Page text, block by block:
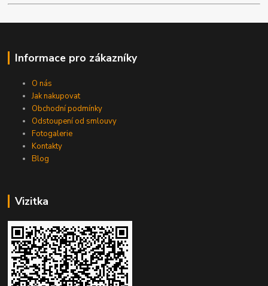
Informace pro zákazníky
O nás
Jak nakupovat
Obchodní podmínky
Odstoupení od smlouvy
Fotogalerie
Kontakty
Blog
Vizitka